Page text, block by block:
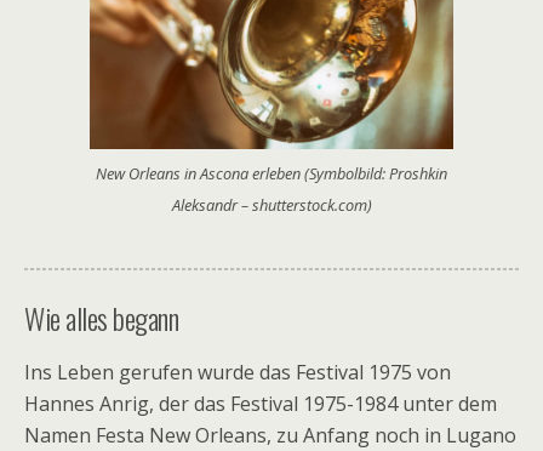
New Orleans in Ascona erleben (Symbolbild: Proshkin
Aleksandr – shutterstock.com)
Wie alles begann
Ins Leben gerufen wurde das Festival 1975 von
Hannes Anrig, der das Festival 1975-1984 unter dem
Namen Festa New Orleans, zu Anfang noch in Lugano